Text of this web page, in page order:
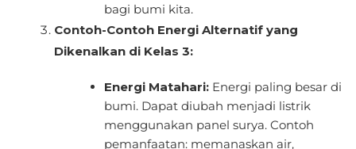
bagi bumi kita.
Contoh-Contoh Energi Alternatif yang
Dikenalkan di Kelas 3:
Energi Matahari:Energi paling besar di
bumi. Dapat diubah menjadi listrik
menggunakan panel surya. Contoh
pemanfaatan: memanaskan air,